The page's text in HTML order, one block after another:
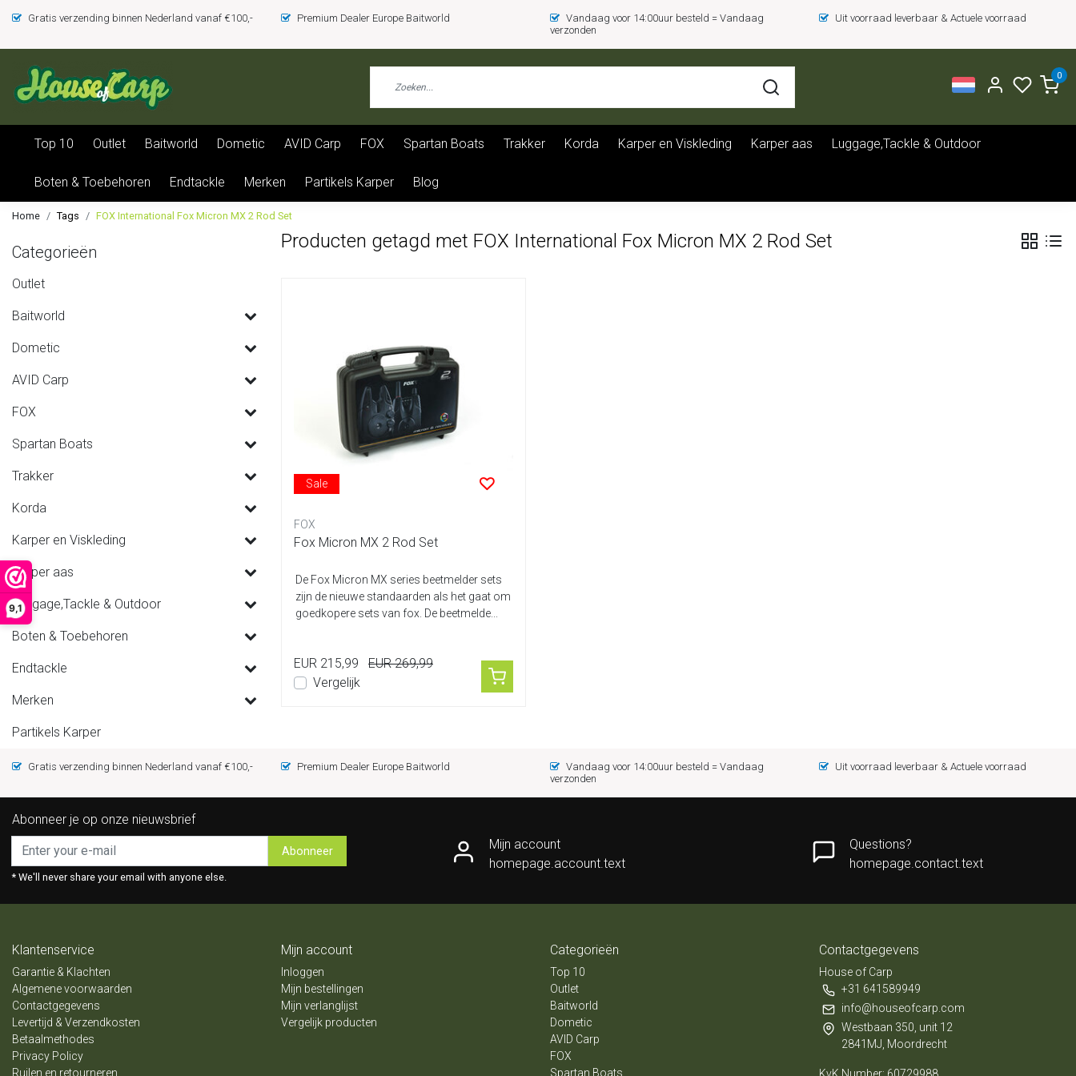
9,1
Gratis verzending binnen Nederland vanaf €100,- Premium Dealer Europe Baitworld
Vandaag voor 14:00uur besteld = Vandaag
verzonden
Uit voorraad leverbaar & Actuele voorraad
0
Top 10 Outlet Baitworld Dometic AVID Carp FOX Spartan Boats Trakker Korda Karper en Viskleding Karper aas Luggage,Tackle & Outdoor
Boten & Toebehoren Endtackle Merken Partikels Karper Blog
Home Tags FOX International Fox Micron MX 2 Rod Set
Categorieën
Outlet
Baitworld
Dometic
AVID Carp
FOX
Spartan Boats
Trakker
Korda
Karper en Viskleding
Karper aas
Luggage,Tackle & Outdoor
Boten & Toebehoren
Endtackle
Merken
Partikels Karper
Producten getagd met FOX International Fox Micron MX 2 Rod Set
Sale
FOX
Fox Micron MX 2 Rod Set
De Fox Micron MX series beetmelder sets
zijn de nieuwe standaarden als het gaat om
goedkopere sets van fox. De beetmelde...
EUR 215,99
EUR 269,99
Vergelijk
Gratis verzending binnen Nederland vanaf €100,- Premium Dealer Europe Baitworld
Vandaag voor 14:00uur besteld = Vandaag
verzonden
Uit voorraad leverbaar & Actuele voorraad
Abonneer je op onze nieuwsbrief
Abonneer
* We'll never share your email with anyone else.
Mijn account
homepage.account.text
Questions?
homepage.contact.text
Klantenservice
Garantie & Klachten
Algemene voorwaarden
Contactgegevens
Levertijd & Verzendkosten
Betaalmethodes
Privacy Policy
Ruilen en retourneren
Mijn account
Inloggen
Mijn bestellingen
Mijn verlanglijst
Vergelijk producten
Categorieën
Top 10
Outlet
Baitworld
Dometic
AVID Carp
FOX
Spartan Boats
Contactgegevens
House of Carp
+31 641589949
info@houseofcarp.com
Westbaan 350, unit 12
2841MJ, Moordrecht